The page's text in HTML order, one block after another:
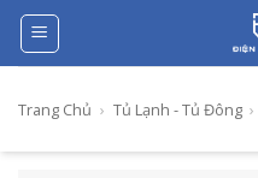
Skip
content
Trang Chủ › Tủ Lạnh - Tủ Đông ›